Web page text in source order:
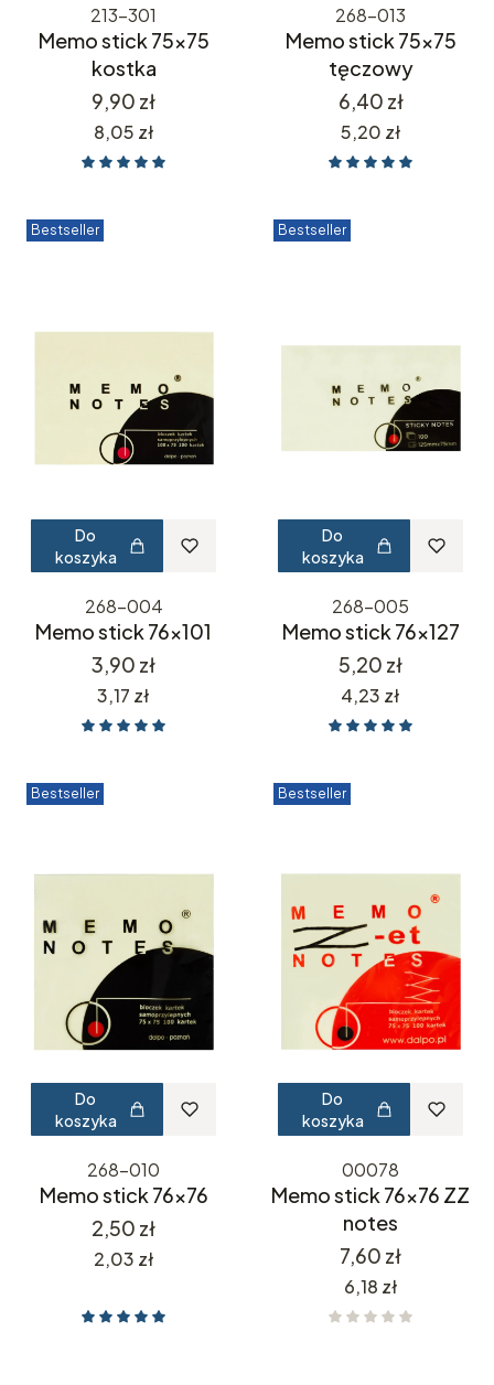
213-301
Memo stick 75x75
kostka
Cena
9,90 zł
Cena
8,05 zł
268-013
Memo stick 75x75
tęczowy
Cena
6,40 zł
Cena
5,20 zł
Bestseller
Do
koszyka
268-004
Memo stick 76x101
Cena
3,90 zł
Cena
3,17 zł
Bestseller
Do
koszyka
268-005
Memo stick 76x127
Cena
5,20 zł
Cena
4,23 zł
Bestseller
Do
koszyka
268-010
Memo stick 76x76
Cena
2,50 zł
Cena
2,03 zł
Bestseller
Do
koszyka
00078
Memo stick 76x76 ZZ
notes
Cena
7,60 zł
Cena
6,18 zł